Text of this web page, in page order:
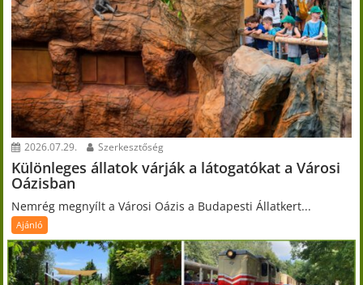
2026.07.29. Szerkesztőség
Különleges állatok várják a látogatókat a Városi
Oázisban
Nemrég megnyílt a Városi Oázis a Budapesti Állatkert...
Ajánló